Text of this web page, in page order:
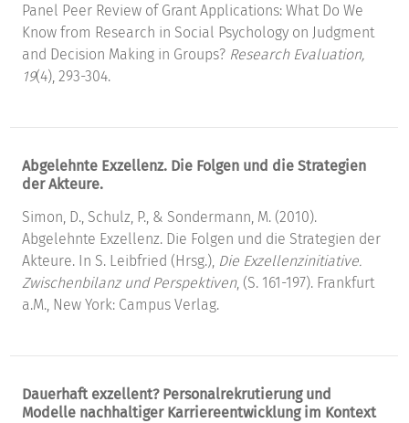
Panel Peer Review of Grant Applications: What Do We
Know from Research in Social Psychology on Judgment
and Decision Making in Groups? Research Evaluation,
19(4), 293-304.
Abgelehnte Exzellenz. Die Folgen und die Strategien
der Akteure.
Simon, D., Schulz, P., & Sondermann, M. (2010).
Abgelehnte Exzellenz. Die Folgen und die Strategien der
Akteure. In S. Leibfried (Hrsg.), Die Exzellenzinitiative.
Zwischenbilanz und Perspektiven, (S. 161-197). Frankfurt
a.M., New York: Campus Verlag.
Dauerhaft exzellent? Personalrekrutierung und
Modelle nachhaltiger Karriereentwicklung im Kontext